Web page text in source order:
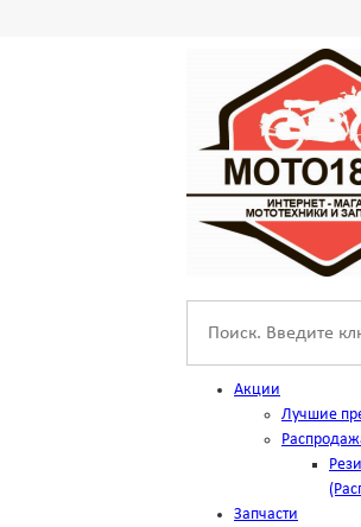
Акции
Лучшие
Запчасти